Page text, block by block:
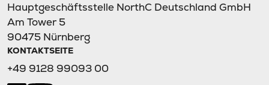
Hauptgeschäftsstelle NorthC Deutschland GmbH
Am Tower 5
90475 Nürnberg
KONTAKTSEITE
+49 9128 99093 00